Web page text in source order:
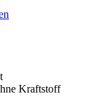
Kraftstoff